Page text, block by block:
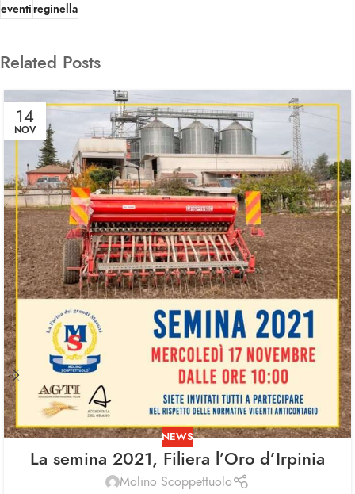
eventireginella
Related Posts
14
NOV
NEWS
La semina 2021, Filiera l’Oro d’Irpinia
Molino Scoppettuolo